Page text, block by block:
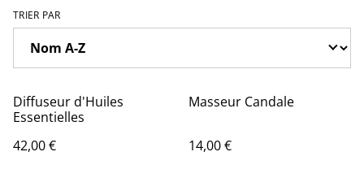
TRIER PAR
Diffuseur d'Huiles
Essentielles
42,00 €
Masseur Candale
14,00 €